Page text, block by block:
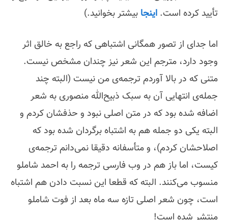
تأیید کرده است. اینجا بیشتر بخوانید.)
اما جدای از تصور همگانی اشتباهی که راجع به خالق اثر
وجود دارد، مترجم این شعر نیز چندان مشخص نیست.
متنی که در بالا آوردم ترجمه‌ی من نیست (البته چند
جمله‌ی انتهایی آن به سبک ذبیح‌الله منصوری به شعر
اضافه شده بود که در متن اصلی نبود و حذفشان کردم و
البته یکی دو جمله هم به اشتباه برگردان شده بود که
اصلاحشان کردم)، و متأسفانه دقیقا نمی‌دانم ترجمه‌ی
کیست، اما باز هم در وب فارسی ترجمه را به احمد شاملو
منسوب می‌کنند. البته که قطعا این نسبت دادن هم اشتباه
است، چون شعر اصلی تازه سه ماه بعد از فوت شاملو